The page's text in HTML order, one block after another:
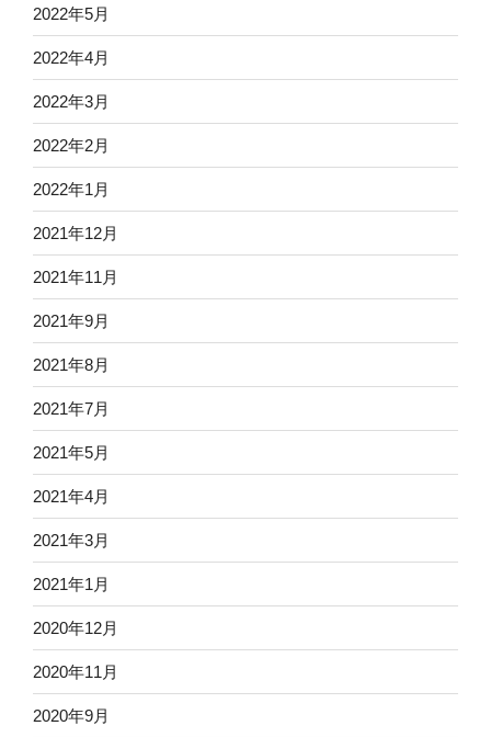
2022年5月
2022年4月
2022年3月
2022年2月
2022年1月
2021年12月
2021年11月
2021年9月
2021年8月
2021年7月
2021年5月
2021年4月
2021年3月
2021年1月
2020年12月
2020年11月
2020年9月